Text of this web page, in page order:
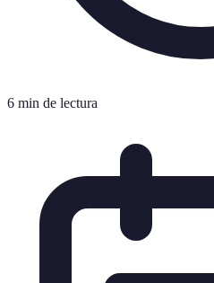
6 min de lectura